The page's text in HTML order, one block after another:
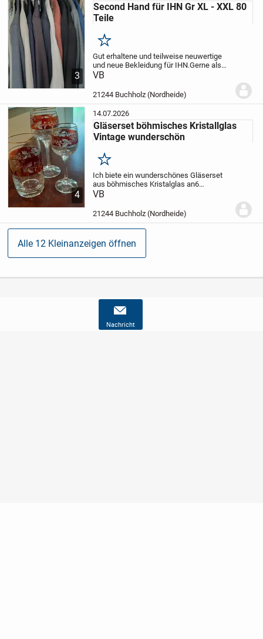
Nachricht
3
Second Hand für IHN Gr XL - XXL 80
Teile
Merken
Gut erhaltene und teilweise neuwertige
und neue Bekleidung für IHN.Gerne als
Konvolut abzugeben.
....Abholung bevorzugt.Privatverkauf und
keine...
VB
21244 Buchholz (Nordheide)
4
14.07.2026
Gläserset böhmisches Kristallglas
Vintage wunderschön
Merken
Ich biete ein wunderschönes Gläserset
aus böhmisches Kristalglas an6
Bier/Wassergläser
möglich. Die Gläser sind in einem
einwandfreien und...
VB
21244 Buchholz (Nordheide)
Alle 12 Kleinanzeigen öffnen